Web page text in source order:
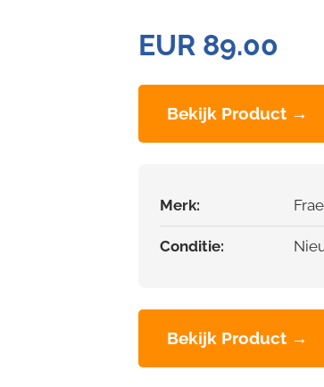
EUR 89.00
Bekijk Product →
Merk:
Conditie:
Bekijk Product →